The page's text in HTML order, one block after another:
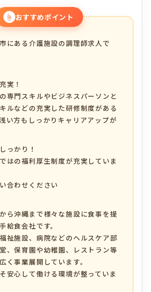
☝ おすすめポイント
にある介護施設の調理師求人で
実！
専門スキルやビジネスパーソンと
ルなどの充実した研修制度がある
い方もしっかりキャリアアップが
っかり！
はの福利厚生制度が充実していま
合わせください
ら沖縄まで様々な施設に食事を提
給食会社です。
祉施設、病院などのヘルスケア部
、保育園や幼稚園、レストラン等
く事業展開しています。
安心して働ける環境が整っていま